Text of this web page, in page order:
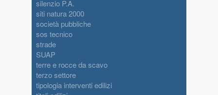
silenzio P.A.
siti natura 2000
società pubbliche
sos tecnico
strade
SUAP
terre e rocce da scavo
terzo settore
tipologia interventi edilizi